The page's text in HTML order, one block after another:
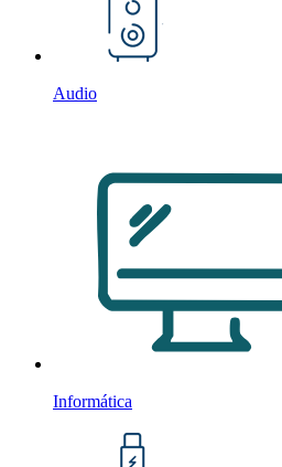
Audio
Informática